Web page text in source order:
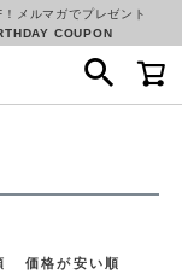
メルマガでプレゼント
COUPON
価格が安い順